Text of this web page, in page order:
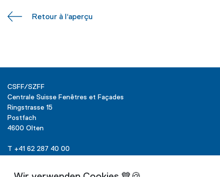
Retour à l‘aperçu
CSFF/SZFF
Centrale Suisse Fenêtres et Façades
Ringstrasse 15
Postfach
4600 Olten
T +41 62 287 40 00